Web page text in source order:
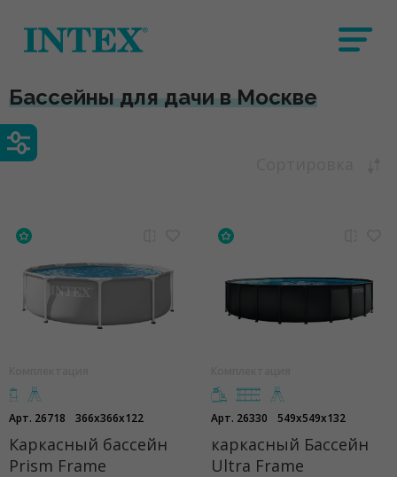
Бассейны для дачи в Москве
Арт. 26718 366x366x122
Каркасный бассейн
Prism Frame
Арт. 26330 549x549x132
каркасный Бассейн
Ultra Frame